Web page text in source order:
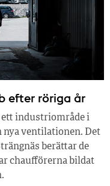
efter röriga år
industriområde i
nya ventilationen. Det
berättar de
chaufförerna bildat